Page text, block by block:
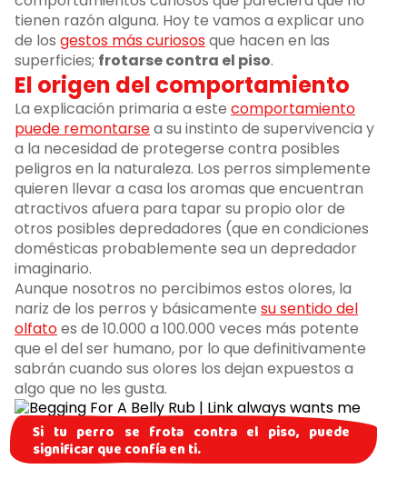
tienen razón alguna. Hoy te vamos a explicar uno
de los gestos más curiososque hacen en las
superficies; frotarse contra el piso.
El origen del comportamiento
La explicación primaria a este comportamiento
puede remontarsea su instinto de supervivencia y
a la necesidad de protegerse contra posibles
peligros en la naturaleza. Los perros simplemente
quieren llevar a casa los aromas que encuentran
atractivos afuera para tapar su propio olor de
otros posibles depredadores (que en condiciones
domésticas probablemente sea un depredador
imaginario.
Aunque nosotros no percibimos estos olores, la
nariz de los perros y básicamente su sentido del
olfatoes de 10.000 a 100.000 veces más potente
que el del ser humano, por lo que definitivamente
sabrán cuando sus olores los dejan expuestos a
algo que no les gusta.
Si tu perro se frota contra el piso, puede
significar que confía en ti.